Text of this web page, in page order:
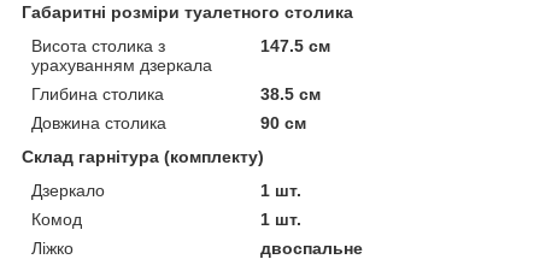
Габаритні розміри туалетного столика
Висота столика з
урахуванням дзеркала
147.5 см
Глибина столика
38.5 см
Довжина столика
90 см
Склад гарнітура (комплекту)
Дзеркало
1 шт.
Комод
1 шт.
Ліжко
двоспальне